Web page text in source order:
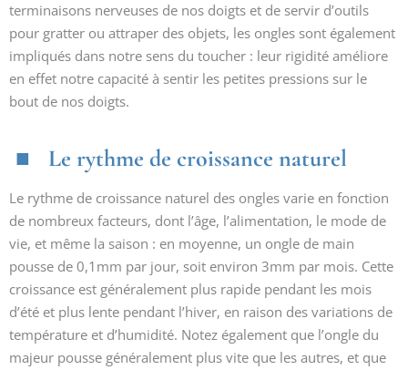
terminaisons nerveuses de nos doigts et de servir d’outils
pour gratter ou attraper des objets, les ongles sont également
impliqués dans notre sens du toucher : leur rigidité améliore
en effet notre capacité à sentir les petites pressions sur le
bout de nos doigts.
Le rythme de croissance naturel
Le rythme de croissance naturel des ongles varie en fonction
de nombreux facteurs, dont l’âge, l’alimentation, le mode de
vie, et même la saison : en moyenne, un ongle de main
pousse de 0,1mm par jour, soit environ 3mm par mois. Cette
croissance est généralement plus rapide pendant les mois
d’été et plus lente pendant l’hiver, en raison des variations de
température et d’humidité. Notez également que l’ongle du
majeur pousse généralement plus vite que les autres, et que